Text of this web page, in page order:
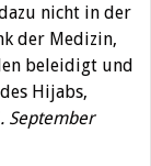
nicht in der
der Medizin,
beleidigt und
Hijabs,
September